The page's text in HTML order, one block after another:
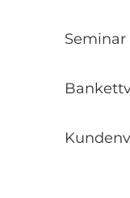
Seminar